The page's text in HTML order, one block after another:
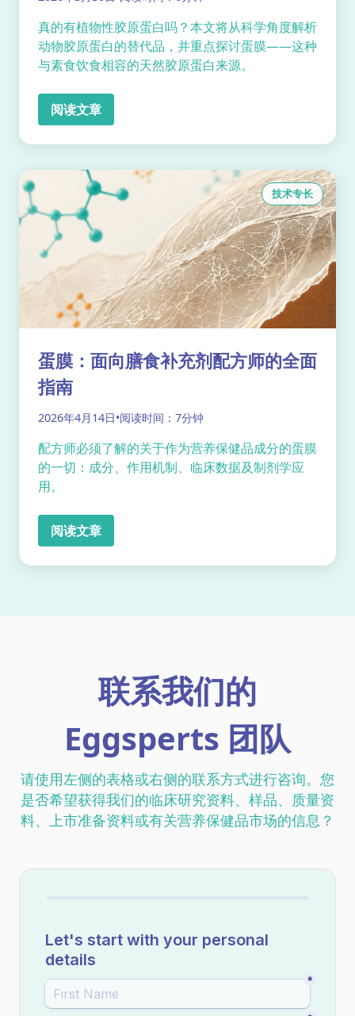
真的有植物性胶原蛋白吗？本文将从科学角度解析
动物胶原蛋白的替代品，并重点探讨蛋膜——这种
与素食饮食相容的天然胶原蛋白来源。
阅读文章
技术专长
蛋膜：面向膳食补充剂配方师的全面
指南
2026年4月14日•阅读时间：7分钟
配方师必须了解的关于作为营养保健品成分的蛋膜
的一切：成分、作用机制、临床数据及制剂学应
用。
阅读文章
联系我们的
Eggsperts 团队
请使用左侧的表格或右侧的联系方式进行咨询。您
是否希望获得我们的临床研究资料、样品、质量资
料、上市准备资料或有关营养保健品市场的信息？